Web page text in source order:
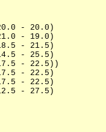
- 20.0)
- 19.0)
- 21.5)
- 25.5)
- 22.5))
- 22.5)
- 22.5)
- 27.5)